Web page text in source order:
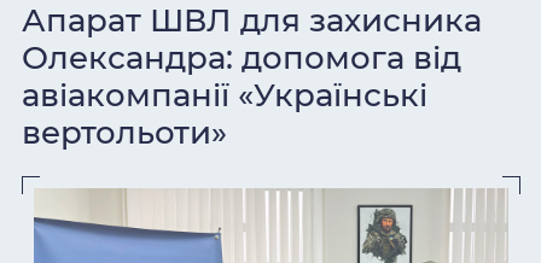
Апарат ШВЛ для захисника
Олександра: допомога від
авіакомпанії «Українські
вертольоти»